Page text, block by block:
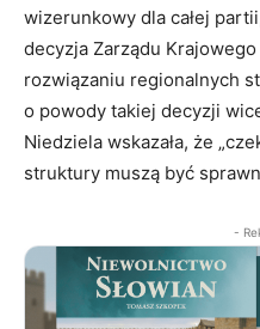
wizerunkowy dla całej
decyzja Zarządu Krajowego
rozwiązaniu regionalnych
o powody takiej decyzji
Niedziela wskazała, że
struktury muszą być
-